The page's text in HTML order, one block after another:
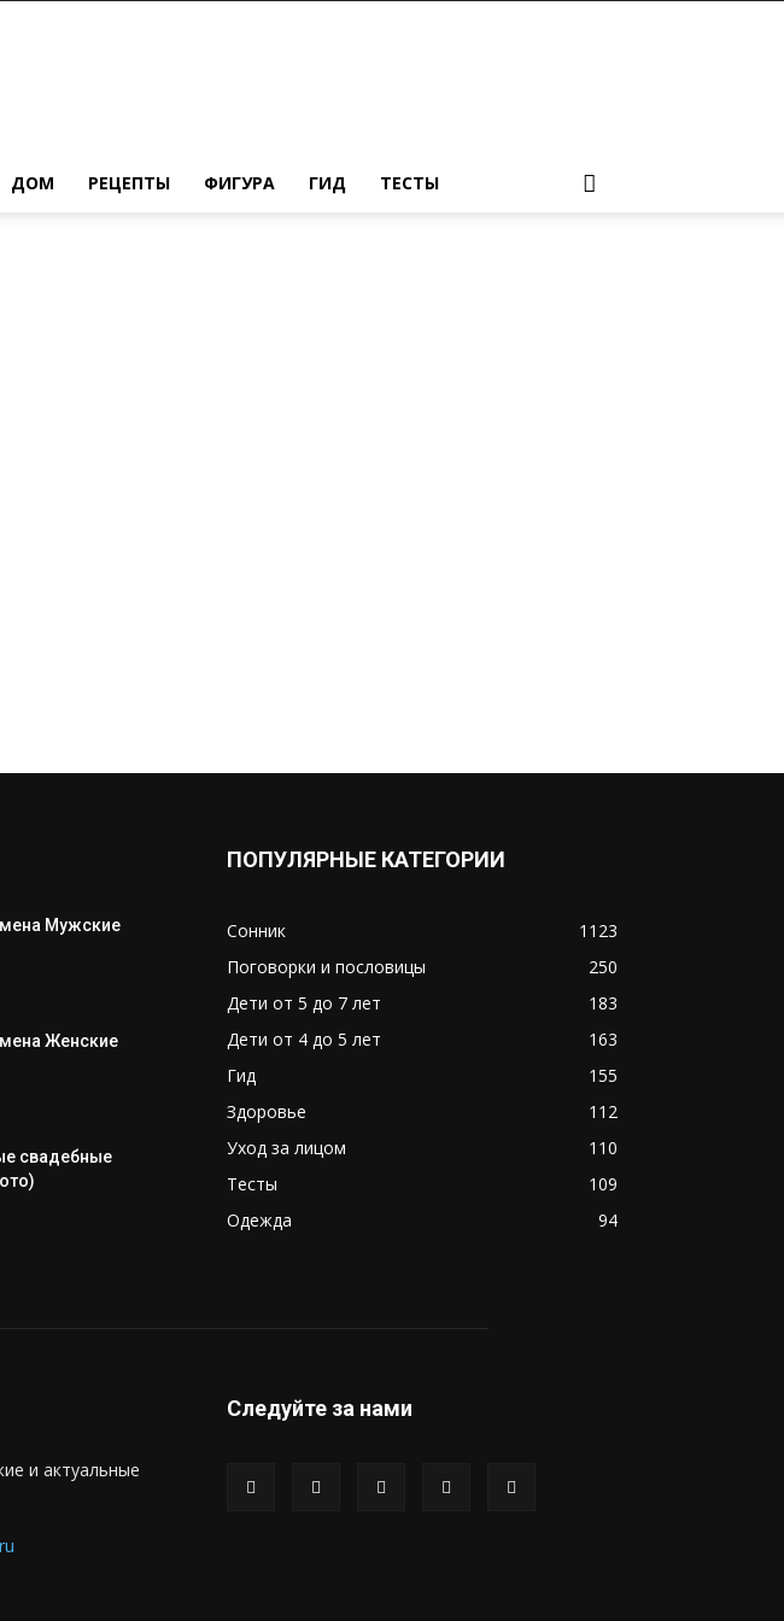
ДОМ РЕЦЕПТЫ ФИГУРА ГИД ТЕСТЫ
Мужские
Женские
свадебные
ПОПУЛЯРНЫЕ КАТЕГОРИИ
Сонник
1123
Поговорки и пословицы
250
Дети от 5 до 7 лет
183
Дети от 4 до 5 лет
163
Гид
155
Здоровье
112
Уход за лицом
110
Тесты
109
Одежда
94
и актуальные
Следуйте за нами